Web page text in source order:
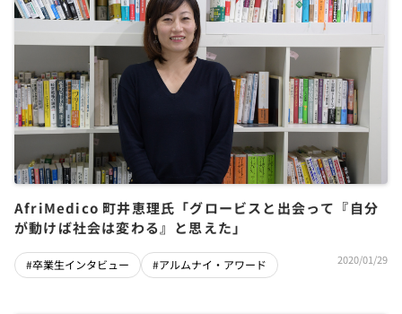
AfriMedico 町井恵理氏「グロービスと出会って『自分
が動けば社会は変わる』と思えた」
#卒業生インタビュー #アルムナイ・アワード 2020/01/29